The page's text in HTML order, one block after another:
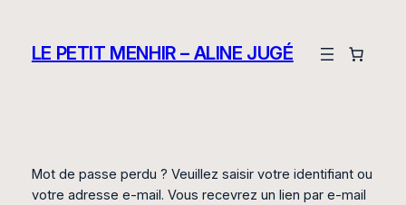
contenu
LE PETIT MENHIR – ALINE JUGÉ
Mot de passe perdu ? Veuillez saisir votre identifiant ou
votre adresse e-mail. Vous recevrez un lien par e-mail